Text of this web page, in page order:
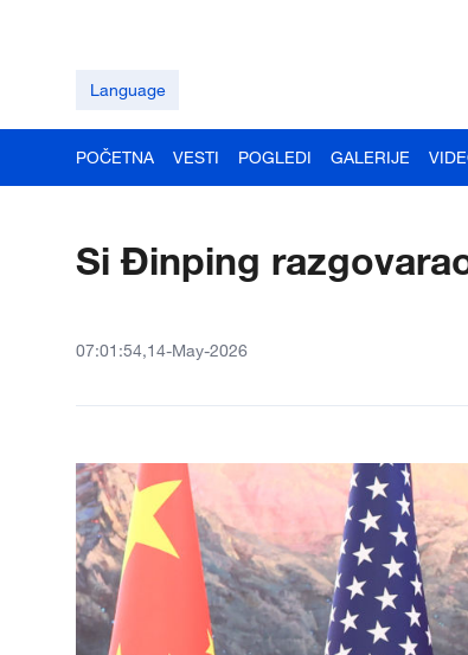
Language
POČETNA VESTI POGLEDI GALERIJE
Si Đinping
07:01:54,14-May-2026